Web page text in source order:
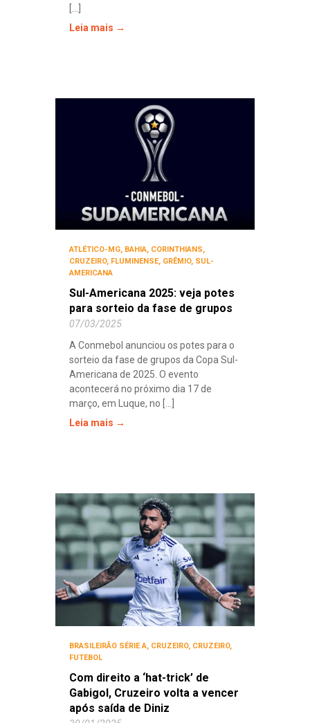
Leia mais →
ATLÉTICO-MG, BAHIA, CORINTHIANS,
CRUZEIRO, FLUMINENSE, GRÊMIO, SUL-
AMERICANA
Sul-Americana 2025: veja potes
para sorteio da fase de grupos
07/03/2025
A Conmebol anunciou os potes para o
sorteio da fase de grupos da Copa Sul-
Americana de 2025. O evento
acontecerá no próximo dia 17 de
março, em Luque, no [...]
Leia mais →
BRASILEIRÃO SÉRIE A, CRUZEIRO, CRUZEIRO,
FUTEBOL
Com direito a ‘hat-trick’ de
Gabigol, Cruzeiro volta a vencer
após saída de Diniz